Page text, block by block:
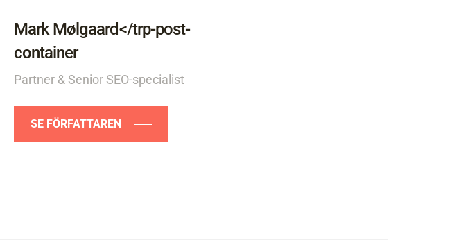
Mark Mølgaard</trp-post-
container
Partner & Senior SEO-specialist
SE FÖRFATTAREN